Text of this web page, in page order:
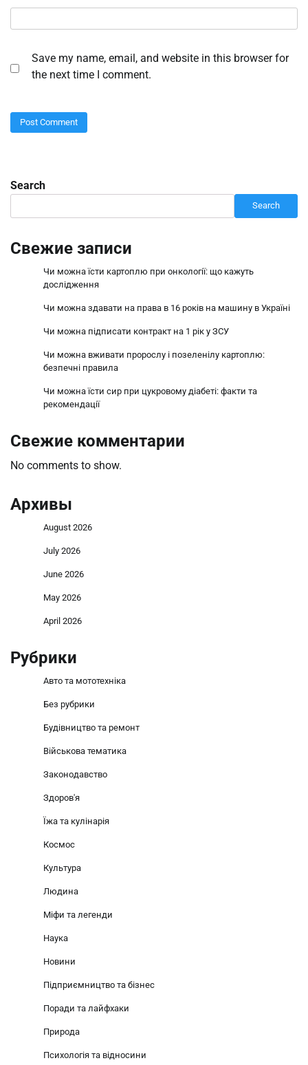
Save my name, email, and website in this browser for
the next time I comment.
Search
Search
Свежие записи
Чи можна їсти картоплю при онкології: що кажуть
дослідження
Чи можна здавати на права в 16 років на машину в Україні
Чи можна підписати контракт на 1 рік у ЗСУ
Чи можна вживати пророслу і позеленілу картоплю:
безпечні правила
Чи можна їсти сир при цукровому діабеті: факти та
рекомендації
Свежие комментарии
No comments to show.
Архивы
August 2026
July 2026
June 2026
May 2026
April 2026
Рубрики
Авто та мототехніка
Без рубрики
Будівництво та ремонт
Військова тематика
Законодавство
Здоров'я
Їжа та кулінарія
Космос
Культура
Людина
Міфи та легенди
Наука
Новини
Підприємництво та бізнес
Поради та лайфхаки
Природа
Психологія та відносини